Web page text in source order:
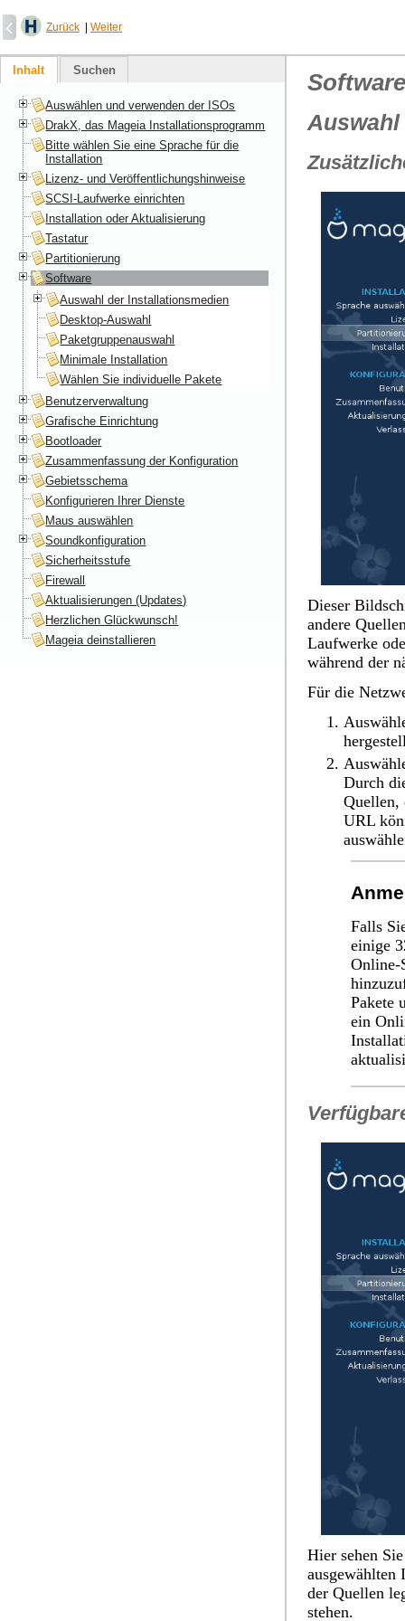
Zurück Weiter
Software
Dieser
andere
Laufwerke
während der
Für die
Durch
Quellen,
URL
Falls
einige
Online-
Pakete
ein
Hier sehen
ausgewählten
der Quellen
stehen.
Inhalt Suchen
Auswählen und verwenden der ISOs
DrakX, das Mageia Installationsprogramm
Bitte wählen Sie eine Sprache für die
Installation
Lizenz- und Veröffentlichungshinweise
SCSI-Laufwerke einrichten
Installation oder Aktualisierung
Tastatur
Partitionierung
Software
Auswahl der Installationsmedien
Desktop-Auswahl
Paketgruppenauswahl
Minimale Installation
Wählen Sie individuelle Pakete
Benutzerverwaltung
Grafische Einrichtung
Bootloader
Zusammenfassung der Konfiguration
Gebietsschema
Konfigurieren Ihrer Dienste
Maus auswählen
Soundkonfiguration
Sicherheitsstufe
Firewall
Aktualisierungen (Updates)
Herzlichen Glückwunsch!
Mageia deinstallieren